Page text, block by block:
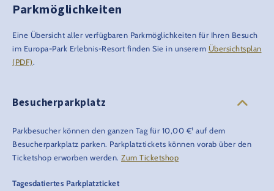
Parkmöglichkeiten
Eine Übersicht aller verfügbaren Parkmöglichkeiten für Ihren Besuch
im Europa-Park Erlebnis-Resort finden Sie in unserem Übersichtsplan
(PDF) .
Besucherparkplatz
Parkbesucher können den ganzen Tag für 10,00 €¹ auf dem
Besucherparkplatz parken. Parkplatztickets können vorab über den
Ticketshop erworben werden. Zum Ticketshop
Tagesdatiertes Parkplatzticket